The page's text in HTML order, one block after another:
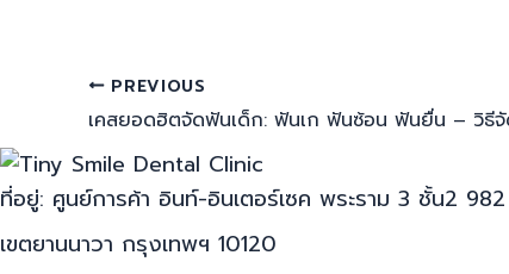
PREVIOUS
ที่อยู่: ศูนย์การค้า อินท์-อินเตอร์เซค พระราม 3 ชั้น2
เขตยานนาวา กรุงเทพฯ 10120